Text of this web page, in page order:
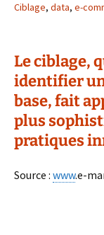
Ciblage, data, e-
Le ciblage,
identifier
base, fait
plus
pratiques
Source : www.e-